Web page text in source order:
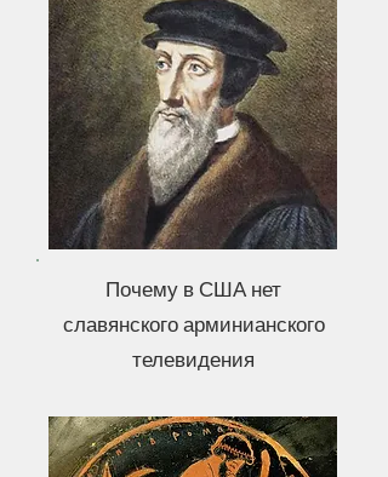
Почему в США нет
славянского арминианского
телевидения